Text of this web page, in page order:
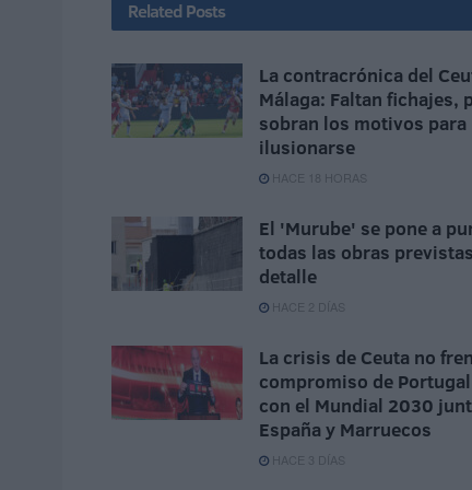
Related Posts
La contracrónica del
Málaga: Faltan fichajes,
sobran los motivos para
ilusionarse
HACE 18 HORAS
El 'Murube' se pone a
todas las obras
detalle
HACE 2 DÍAS
La crisis de Ceuta no
compromiso de Portugal
con el Mundial 2030
España y Marruecos
HACE 3 DÍAS